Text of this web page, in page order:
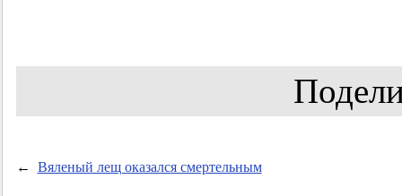
← Вяленый лещ оказался смертельным